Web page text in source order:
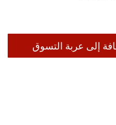
إلى عربة التسوق